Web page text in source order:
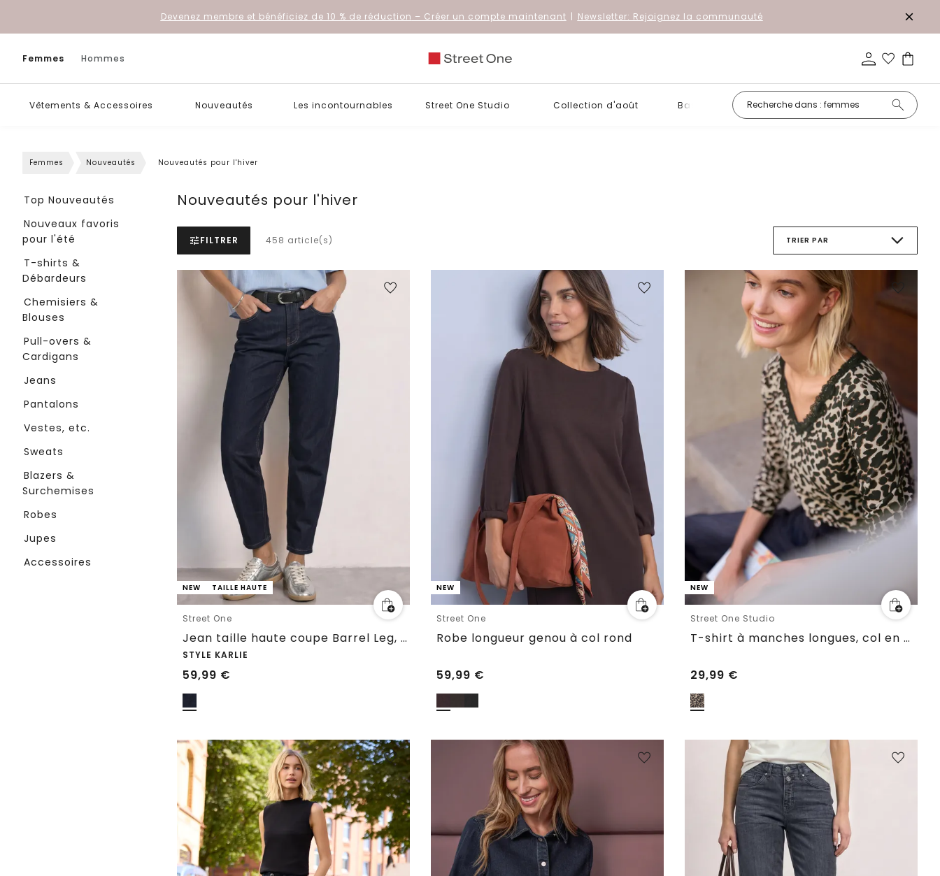
Devenez membre et bénéficiez de 10 % de réduction – Créer un compte maintenant | Newsletter: Rejoignez la communauté
Femmes Hommes
Vêtements & Accessoires Nouveautés Les incontournables Street One Studio Collection d'août Basiques Petits prix
Femmes Nouveautés Nouveautés pour l'hiver
Top Nouveautés
Nouveaux favoris
pour l'été
T-shirts &
Débardeurs
Chemisiers &
Blouses
Pull-overs &
Cardigans
Jeans
Pantalons
Vestes, etc.
Sweats
Blazers &
Surchemises
Robes
Jupes
Accessoires
Nouveautés pour l'hiver
FILTRER 458 article(s) TRIER PAR
NEW TAILLE HAUTE
Street One
Jean taille haute coupe Barrel Leg, coupe ample
STYLE KARLIE
59,99 €
NEW
Street One
Robe longueur genou à col rond
59,99 €
NEW
Street One Studio
T-shirt à manches longues, col en V et dentelle
29,99 €